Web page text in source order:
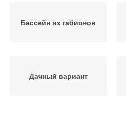
Бассейн из габионов
Дачный вариант